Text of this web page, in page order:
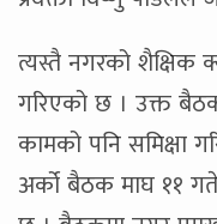
त्यस्तै नगरको शैक्षिक
गरिएको छ । उक्त
कामको पनि समिक्षा
अर्को बैठक माघ ११